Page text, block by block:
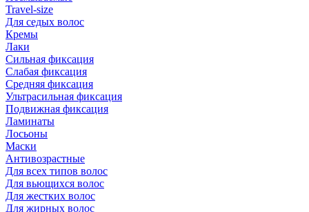
Travel-size
Для седых волос
Кремы
Лаки
Сильная фиксация
Слабая фиксация
Средняя фиксация
Ультрасильная фиксация
Подвижная фиксация
Ламинаты
Лосьоны
Маски
Антивозрастные
Для всех типов волос
Для вьющихся волос
Для жестких волос
Для жирных волос